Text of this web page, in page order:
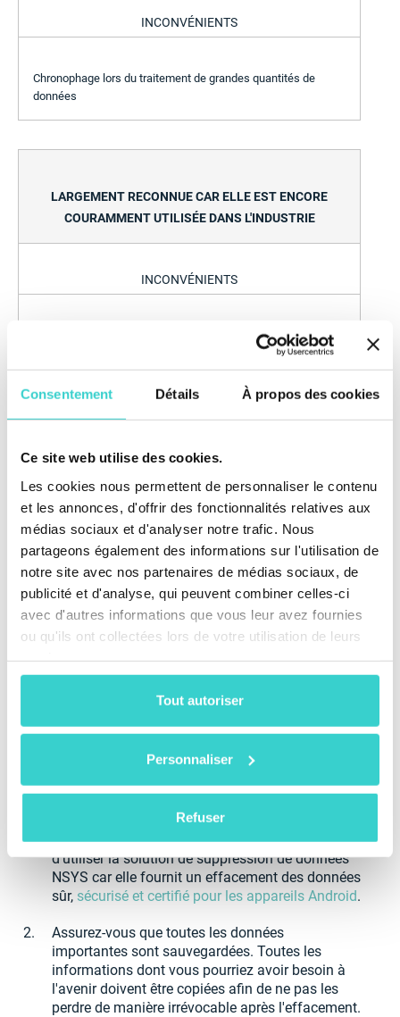
Consentement Détails À propos des cookies
Ce site web utilise des cookies.
Les cookies nous permettent de personnaliser le contenu
et les annonces, d'offrir des fonctionnalités relatives aux
médias sociaux et d'analyser notre trafic. Nous
partageons également des informations sur l'utilisation de
notre site avec nos partenaires de médias sociaux, de
publicité et d'analyse, qui peuvent combiner celles-ci
avec d'autres informations que vous leur avez fournies
ou qu'ils ont collectées lors de votre utilisation de leurs
Tout autoriser
Personnaliser
Refuser
INCONVÉNIENTS
Chronophage lors du traitement de grandes quantités de
données
LARGEMENT RECONNUE CAR ELLE EST ENCORE
COURAMMENT UTILISÉE DANS L'INDUSTRIE
INCONVÉNIENTS
Plus coûteuse par rapport à certaines méthodes modernes
Comment mettre en œuvre la norme DoD
La mise en œuvre de la norme DoD 5220.22-M en tant
données nécessite quelques étapes simples pour
assurer l'effacement sécurisé des données des
Choisissez un logiciel adapté. Envisagez
d'utiliser la solution de suppression de données
NSYS car elle fournit un effacement des données
sûr, sécurisé et certifié pour les appareils Android.
Assurez-vous que toutes les données
importantes sont sauvegardées. Toutes les
informations dont vous pourriez avoir besoin à
l'avenir doivent être copiées afin de ne pas les
perdre de manière irrévocable après l'effacement.